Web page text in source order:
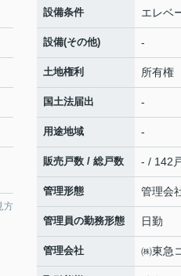
方
設備条件 エレベ
設備(その他) -
土地権利 所有権
国土法届出 -
用途地域 -
販売戸数 / 総戸数 - / 142
管理形態 管理会
管理員の勤務形態 日勤
管理会社 ㈱東急